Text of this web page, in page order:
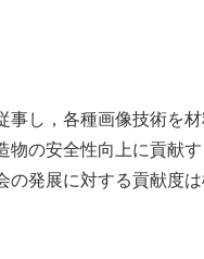
し，各種画像技術を
の安全性向上に貢献
発展に対する貢献度